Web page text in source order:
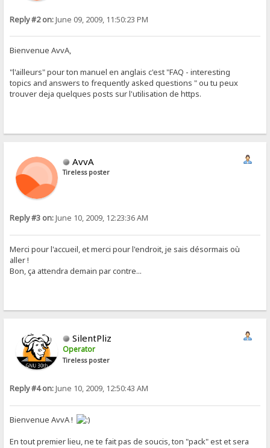
Reply #2 on:June 09, 2009, 11:50:23 PM
Bienvenue AvvA,
"l'ailleurs" pour ton manuel en anglais c'est "FAQ - interesting
topics and answers to frequently asked questions " ou tu peux
trouver deja quelques posts sur l'utilisation de https.
AvvA
Tireless poster
Reply #3 on:June 10, 2009, 12:23:36 AM
Merci pour l'accueil, et merci pour l'endroit, je sais désormais où
aller !
Bon, ça attendra demain par contre...
SilentPliz
Operator
Tireless poster
Reply #4 on:June 10, 2009, 12:50:43 AM
Bienvenue AvvA !
En tout premier lieu, ne te fait pas de soucis, ton "pack" est et sera